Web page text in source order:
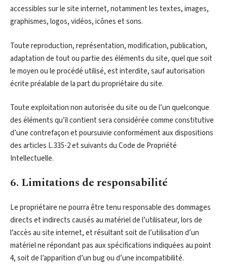
accessibles sur le site internet, notamment les textes, images,
graphismes, logos, vidéos, icônes et sons.
Toute reproduction, représentation, modification, publication,
adaptation de tout ou partie des éléments du site, quel que soit
le moyen ou le procédé utilisé, est interdite, sauf autorisation
écrite préalable de la part du propriétaire du site.
Toute exploitation non autorisée du site ou de l’un quelconque
des éléments qu’il contient sera considérée comme constitutive
d’une contrefaçon et poursuivie conformément aux dispositions
des articles L.335-2 et suivants du Code de Propriété
Intellectuelle.
6. Limitations de responsabilité
Le propriétaire ne pourra être tenu responsable des dommages
directs et indirects causés au matériel de l’utilisateur, lors de
l’accès au site internet, et résultant soit de l’utilisation d’un
matériel ne répondant pas aux spécifications indiquées au point
4, soit de l’apparition d’un bug ou d’une incompatibilité.